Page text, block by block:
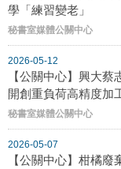
學「練習變老」
秘書室媒體公關中心
2026-05-12
【公關中心】興大
開創重負荷高精度加
秘書室媒體公關中心
2026-05-07
【公關中心】柑橘